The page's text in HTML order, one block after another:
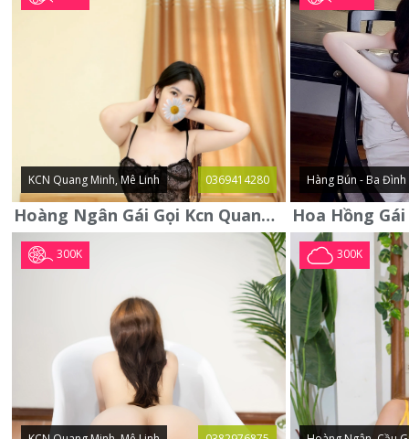
KCN Quang Minh, Mê Linh 0369414280
Hoàng Ngân Gái Gọi Kcn Quang Minh - Mê Linh . Hàng Vip Lần Đầu
Hàng Bún - Ba Đình
300K 300K